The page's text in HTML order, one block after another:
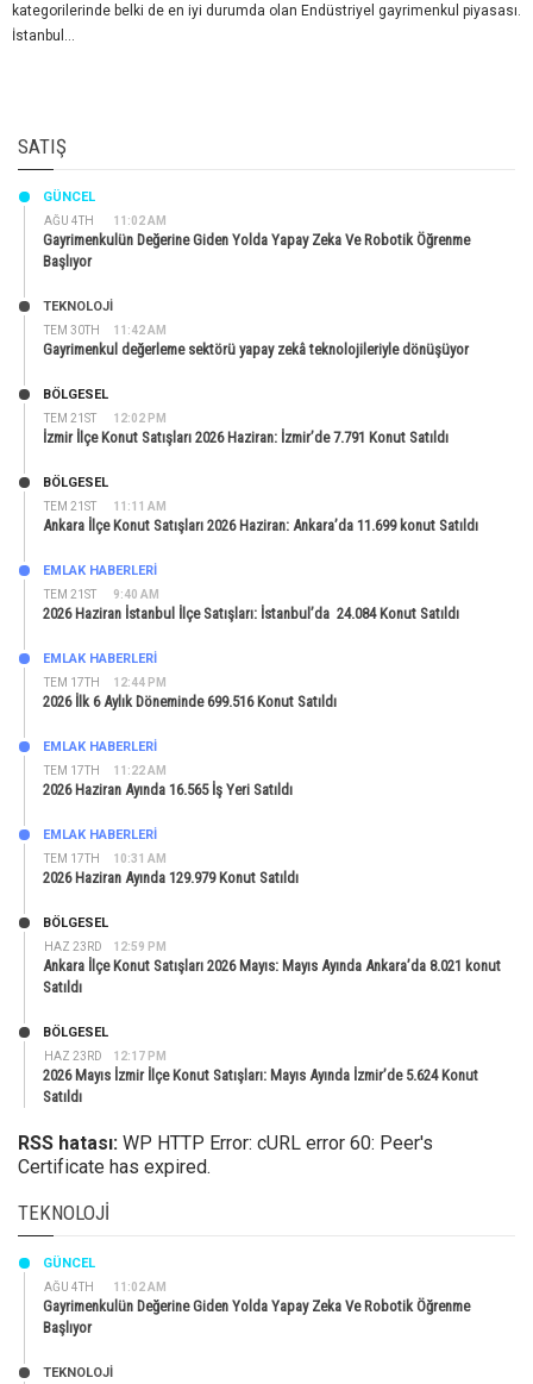
kategorilerinde belki de en iyi durumda olan Endüstriyel gayrimenkul piyasası.
İstanbul...
SATIŞ
AĞU 4TH 11:02 AM
GÜNCEL
Gayrimenkulün Değerine Giden Yolda Yapay Zeka Ve Robotik Öğrenme
Başlıyor
TEM 30TH 11:42 AM
TEKNOLOJİ
Gayrimenkul değerleme sektörü yapay zekâ teknolojileriyle dönüşüyor
TEM 21ST 12:02 PM
BÖLGESEL
İzmir İlçe Konut Satışları 2026 Haziran: İzmir’de 7.791 Konut Satıldı
TEM 21ST 11:11 AM
BÖLGESEL
Ankara İlçe Konut Satışları 2026 Haziran: Ankara’da 11.699 konut Satıldı
TEM 21ST 9:40 AM
EMLAK HABERLERI
2026 Haziran İstanbul İlçe Satışları: İstanbul’da 24.084 Konut Satıldı
TEM 17TH 12:44 PM
EMLAK HABERLERI
2026 İlk 6 Aylık Döneminde 699.516 Konut Satıldı
TEM 17TH 11:22 AM
EMLAK HABERLERI
2026 Haziran Ayında 16.565 İş Yeri Satıldı
TEM 17TH 10:31 AM
EMLAK HABERLERI
2026 Haziran Ayında 129.979 Konut Satıldı
HAZ 23RD 12:59 PM
BÖLGESEL
Ankara İlçe Konut Satışları 2026 Mayıs: Mayıs Ayında Ankara’da 8.021 konut
Satıldı
HAZ 23RD 12:17 PM
BÖLGESEL
2026 Mayıs İzmir İlçe Konut Satışları: Mayıs Ayında İzmir’de 5.624 Konut
Satıldı
RSS hatası: WP HTTP Error: cURL error 60: Peer's
Certificate has expired.
TEKNOLOJI
AĞU 4TH 11:02 AM
GÜNCEL
Gayrimenkulün Değerine Giden Yolda Yapay Zeka Ve Robotik Öğrenme
Başlıyor
TEKNOLOJİ